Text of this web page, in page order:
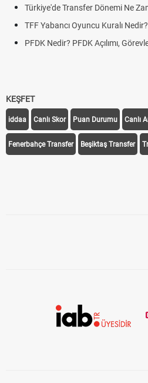
Türkiye'de Transfer Dönemi Ne
TFF Yabancı Oyuncu Kuralı
PFDK Nedir? PFDK Açılımı,
KEŞFET
iddaa Canlı Skor Puan Durumu Canlı
Fenerbahçe Transfer Beşiktaş Transfer